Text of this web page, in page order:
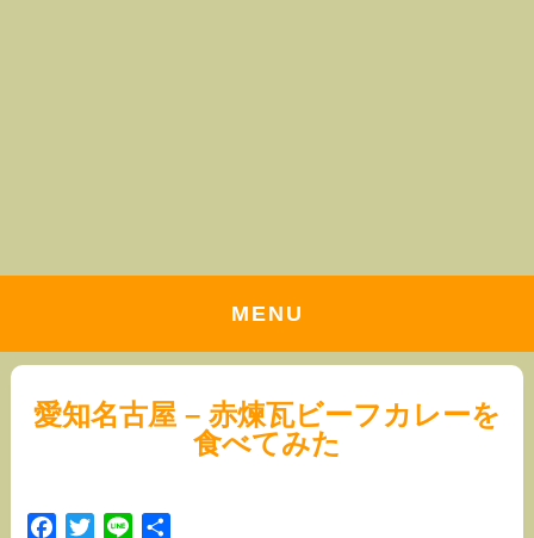
MENU
愛知名古屋 – 赤煉瓦ビーフカレーを
食べてみた
Facebook
TwitterLine